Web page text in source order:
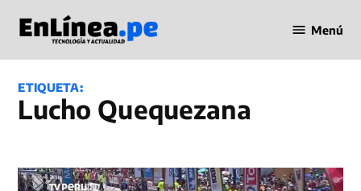
contenido
en Línea
Menú
ETIQUETA:
Lucho Quequezana